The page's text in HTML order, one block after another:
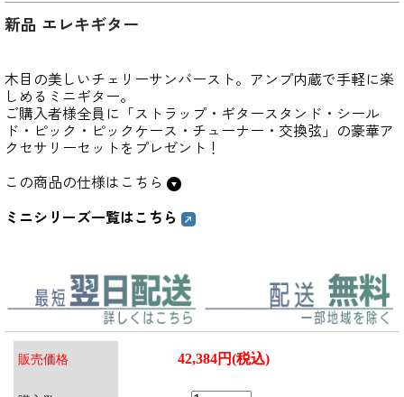
新品 エレキギター
木目の美しいチェリーサンバースト。アンプ内蔵で手軽に楽
しめるミニギター。
ご購入者様全員に「ストラップ・ギタースタンド・シール
ド・ピック・ピックケース・チューナー・交換弦」の豪華ア
クセサリーセットをプレゼント！
この商品の仕様はこちら
ミニシリーズ一覧はこちら
販売価格 42,384円(税込)